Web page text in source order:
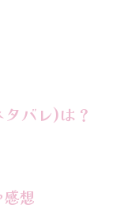
バレ)は？
感想